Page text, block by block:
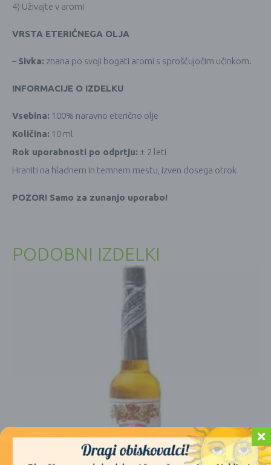
4) Uživajte v aromi
VRSTA ETERIČNEGA OLJA
–Sivka: znana po svoji bogati aromi s sproščujočim učinkom.
INFORMACIJE O IZDELKU
Vsebina: 100% naravno eterično olje
Količina: 10 ml
Rok uporabnosti po odprtju: ± 2 leti
Hraniti na hladnem in temnem mestu, izven dosega otrok
POZOR! Samo za zunanjo uporabo!
PODOBNI IZDELKI